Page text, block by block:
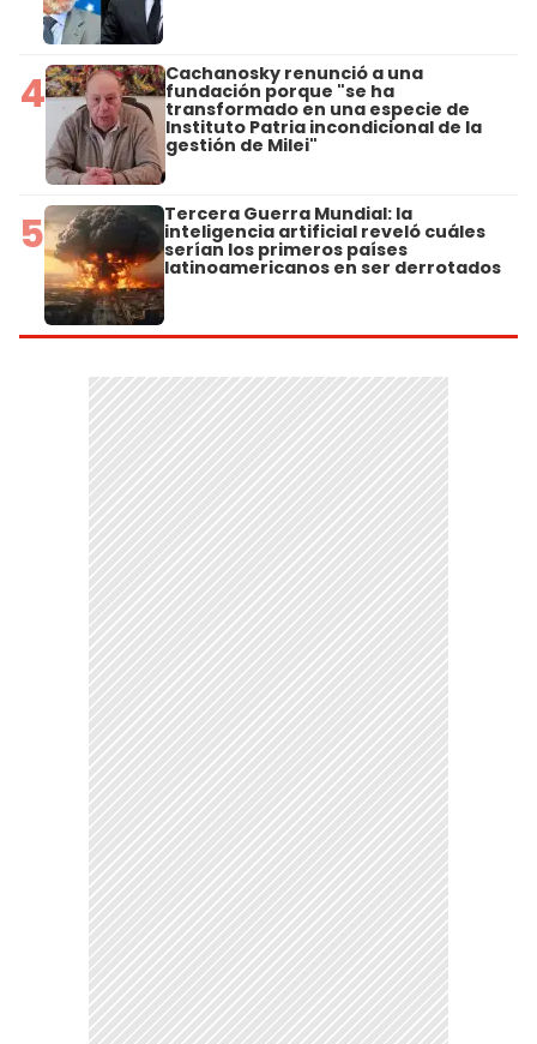
4 Cachanosky renunció a una
fundación porque "se ha
transformado en una especie de
Instituto Patria incondicional de la
gestión de Milei"
5 Tercera Guerra Mundial: la
inteligencia artificial reveló cuáles
serían los primeros países
latinoamericanos en ser derrotados